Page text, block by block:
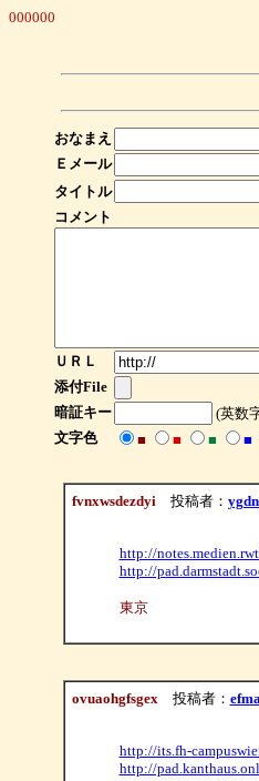
000000
おなまえ
Ｅメール
タイトル
コメント
ＵＲＬ
添付File
暗証キー
(英数
文字色
■ ■ ■ ■
fvnxwsdezdyi 投稿者：
http://
http://
東京
ovuaohgfsgex 投稿者：
http://its.fh-
http://